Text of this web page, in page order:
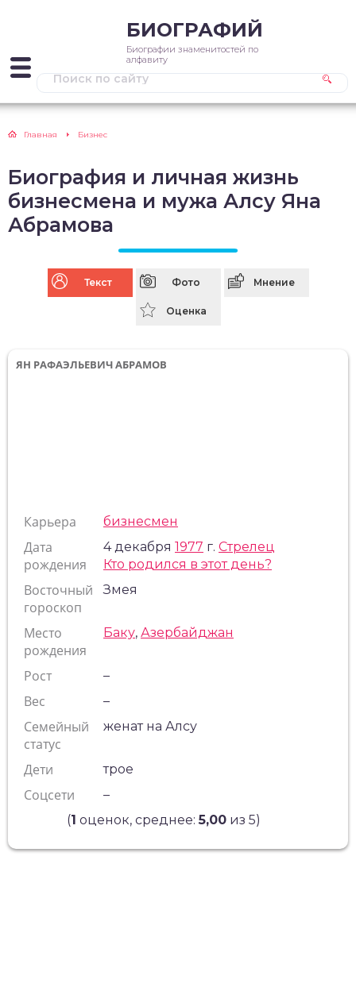
БИОГРАФИЙ
Биографии знаменитостей по
алфавиту
Главная Бизнес
Биография и личная жизнь
бизнесмена и мужа Алсу Яна
Абрамова
Текст Фото Мнение
Оценка
ЯН РАФАЭЛЬЕВИЧ АБРАМОВ
Карьера бизнесмен
Дата
рождения
4 декабря 1977 г. Стрелец
Кто родился в этот день?
Восточный
гороскоп
Змея
Место
рождения
Баку, Азербайджан
Рост –
Вес –
Семейный
статус
женат на Алсу
Дети трое
Соцсети
–
(1 оценок, среднее:5,00 из 5)